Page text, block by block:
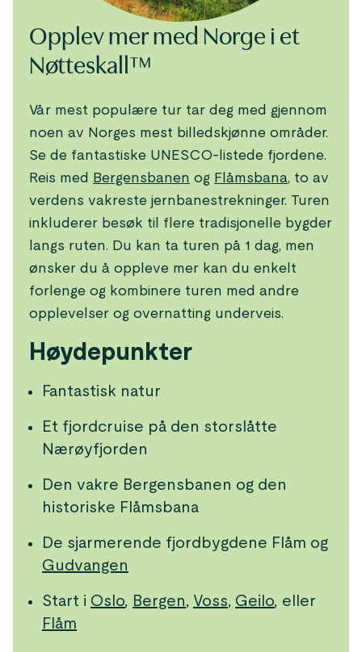
Opplev mer med Norge i et
Nøtteskall™
Vår mest populære tur tar deg med gjennom
noen av Norges mest billedskjønne områder.
Se de fantastiske UNESCO-listede fjordene.
Reis med
Bergensbanen og Flåmsbana, to av
verdens vakreste jernbanestrekninger. Turen
inkluderer besøk til flere tradisjonelle bygder
langs ruten. Du kan ta turen på 1 dag, men
ønsker du å oppleve mer kan du enkelt
forlenge og kombinere turen med andre
opplevelser og overnatting underveis.
Høydepunkter
Fantastisk natur
Et fjordcruise på den storslåtte
Nærøyfjorden
Den vakre Bergensbanen og den
historiske Flåmsbana
De sjarmerende fjordbygdene Flåm og
Gudvangen
Start i Oslo, Bergen, Voss, Geilo, eller
Flåm